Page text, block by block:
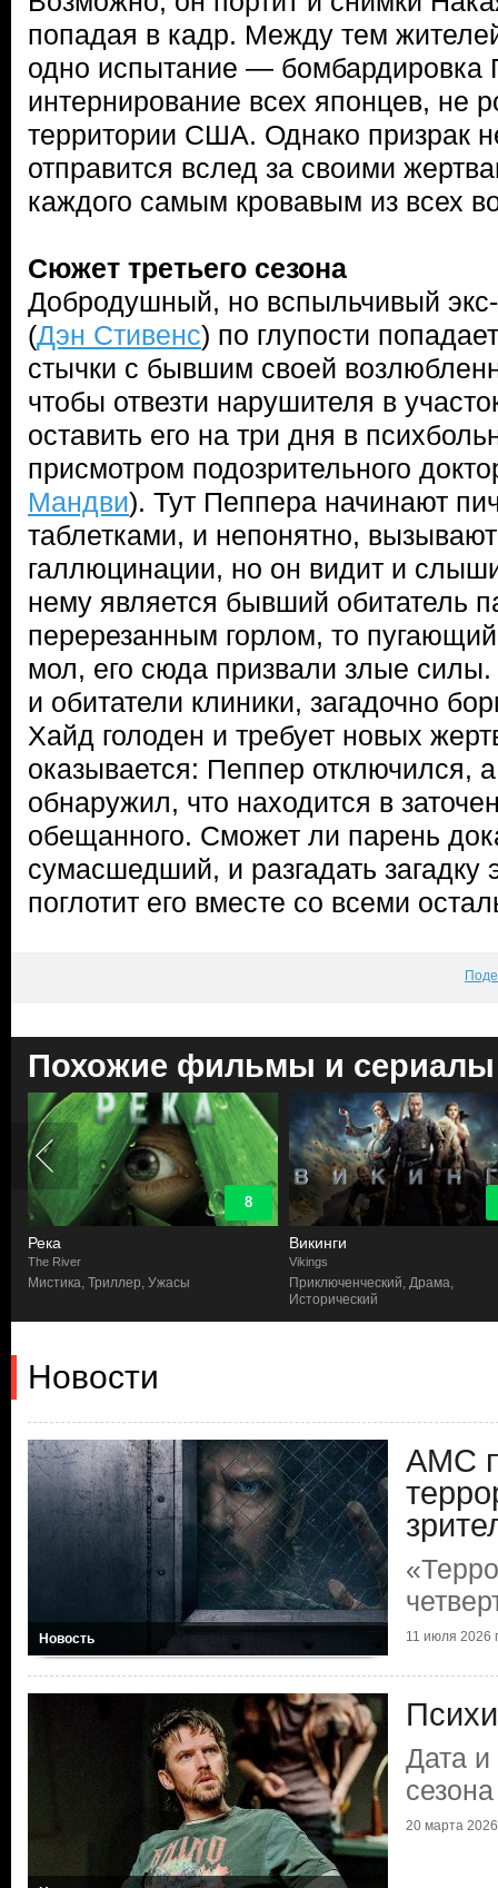
попадая в кадр. Между тем
одно испытание — бомбардировка
интернирование всех японцев, не
территории США. Однако призрак
отправится вслед за своими
каждого самым кровавым из всех
Сюжет третьего сезона
Добродушный, но вспыльчивый
(Дэн Стивенс) по глупости
стычки с бывшим своей
чтобы отвезти нарушителя в
оставить его на три дня в
присмотром подозрительного
Мандви). Тут Пеппера начинают
таблетками, и непонятно,
галлюцинации, но он видит и
нему является бывший обитатель
перерезанным горлом, то
мол, его сюда призвали злые
и обитатели клиники, загадочно
Хайд голоден и требует новых
оказывается: Пеппер отключился,
обнаружил, что находится в
обещанного. Сможет ли парень
сумасшедший, и разгадать загадку
поглотит его вместе со всеми
Похожие фильмы и сериалы
8
Река
The River
Мистика, Триллер, Ужасы
Викинги
Vikings
Приключенческий, Драма,
Исторический
Новости
Новость
AMC
11 июля 2026
Дата и
20 марта 2026